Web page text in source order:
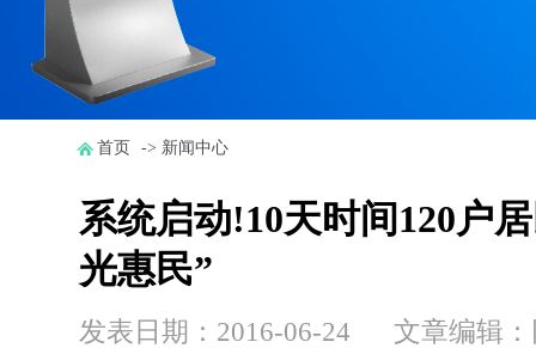
首页 -> 新闻中心
系统启动!10天时间120户
光惠民”
发表日期：2016-06-24 文章编辑